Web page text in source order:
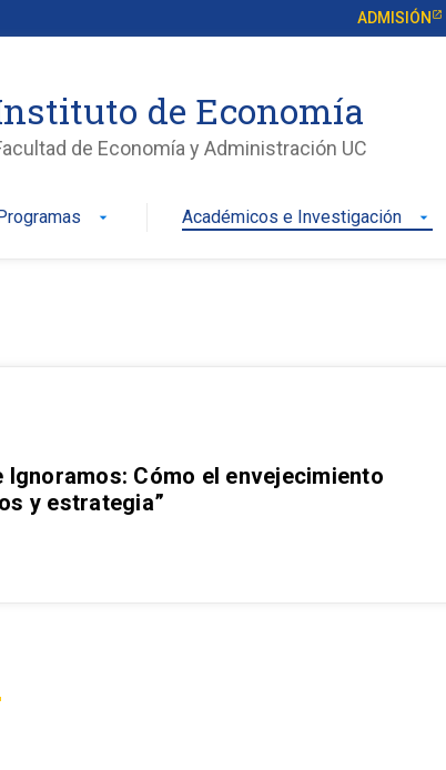
ADMISIÓN
de Economía
de Economía y Administración UC
arrow_drop_down Académicos e Investigación arrow_drop_down
Ignoramos: Cómo el envejecimiento
y estrategia”